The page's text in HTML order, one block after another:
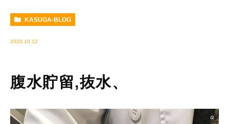
KASUGA-BLOG
2020.10.12
腹水貯留,抜水、